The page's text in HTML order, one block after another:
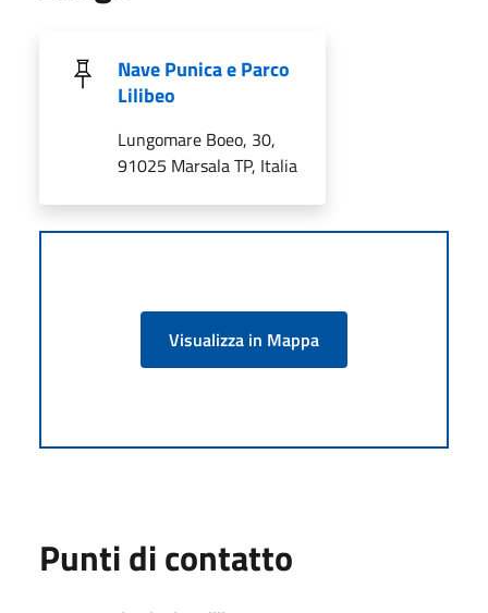
Nave Punica e Parco
Lilibeo
Lungomare Boeo, 30,
91025 Marsala TP, Italia
Visualizza in Mappa
Punti di contatto